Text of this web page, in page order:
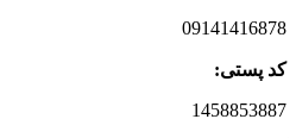
09141416878
کد پستی:
1458853887